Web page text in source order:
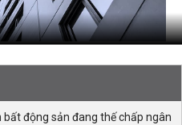
động sản đang thế chấp ngân